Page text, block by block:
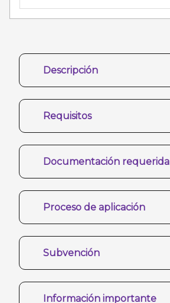
Descripción
Requisitos
Documentación requerida
Proceso de aplicación
Subvención
Información importante